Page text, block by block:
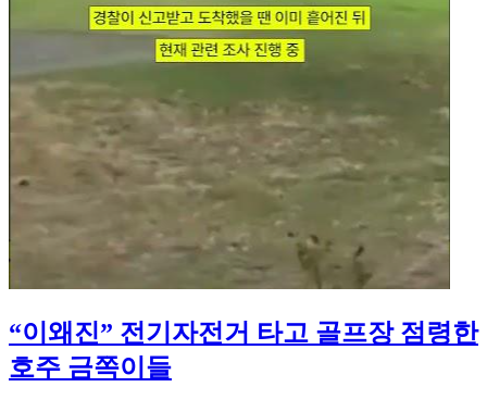
“이왜진” 전기자전거 타고 골프장 점령한
호주 금쪽이들